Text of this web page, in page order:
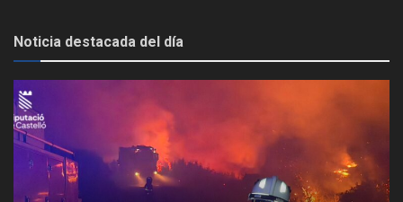
Noticia destacada del día